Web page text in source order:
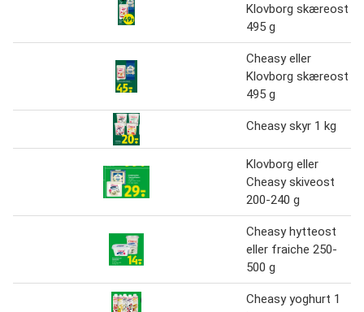
Klovborg skæreost
495 g
Cheasy eller
Klovborg skæreost
495 g
Cheasy skyr 1 kg
Klovborg eller
Cheasy skiveost
200-240 g
Cheasy hytteost
eller fraiche 250-
500 g
Cheasy yoghurt 1